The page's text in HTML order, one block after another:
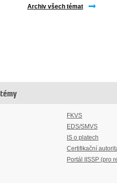
Archiv všech témat
FKVS
EDS/SMVS
IS o platech
Certifikační
Portál IISSP (pro